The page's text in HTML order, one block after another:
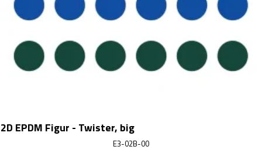
2D EPDM Figur - Twister, big
E3-02B-00